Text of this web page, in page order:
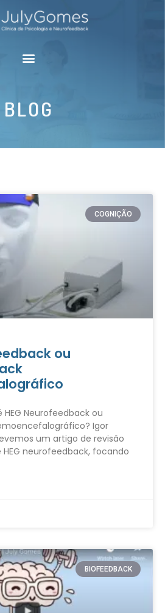
BLOG
COGNIÇÃO
ou
Neurofeedback ou
Igor
um artigo de revisão
neurofeedback, focando
BIOFEEDBACK